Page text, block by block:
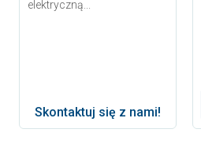
elektryczną...
Skontaktuj się z nami!